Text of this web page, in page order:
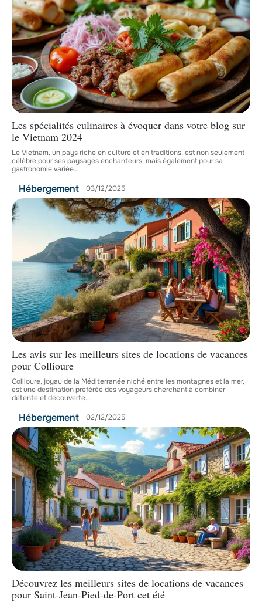
Les spécialités culinaires à évoquer dans votre blog sur
le Vietnam 2024
Le Vietnam, un pays riche en culture et en traditions, est non seulement
célèbre pour ses paysages enchanteurs, mais également pour sa
gastronomie variée…
Hébergement 03/12/2025
Les avis sur les meilleurs sites de locations de vacances
pour Collioure
Collioure, joyau de la Méditerranée niché entre les montagnes et la mer,
est une destination préférée des voyageurs cherchant à combiner
détente et découverte…
Hébergement 02/12/2025
Découvrez les meilleurs sites de locations de vacances
pour Saint-Jean-Pied-de-Port cet été